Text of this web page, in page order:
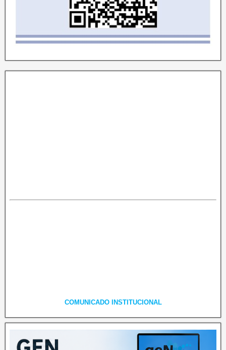
COMUNICADO INSTITUCIONAL